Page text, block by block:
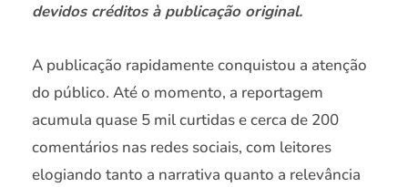
devidos créditos à publicação original.
A publicação rapidamente conquistou a atenção
do público. Até o momento, a reportagem
acumula quase 5 mil curtidas e cerca de 200
comentários nas redes sociais, com leitores
elogiando tanto a narrativa quanto a relevância